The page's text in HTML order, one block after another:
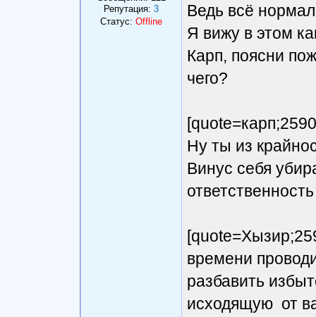
Репутация: 3
Статус: Offline
Ведь всё
Я вижу в этом
Карп, поясни
чего?
Ну ты из
Винус себя
времени
разбавить
исходящую от